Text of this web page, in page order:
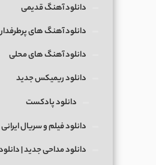
دانلود آهنگ قدیمی
دانلود آهنگ های پرطرفدار
دانلود آهنگ های محلی
دانلود ریمیکس جدید
دانلود پادکست
دانلود فیلم و سریال ایرانی
دانلود مداحی جدید | دانلود